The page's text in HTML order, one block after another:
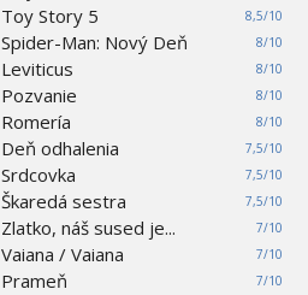
8,5/10
Toy Story 5
8/10
Spider-Man: Nový Deň
8/10
Leviticus
8/10
Pozvanie
8/10
Romería
7,5/10
Deň odhalenia
7,5/10
Srdcovka
7,5/10
Škaredá sestra
7/10
Zlatko, náš sused je...
7/10
Vaiana / Vaiana
7/10
Prameň